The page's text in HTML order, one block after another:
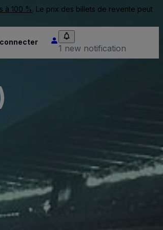
à 100 %. Le prix des billets de revente peut
1 new notification